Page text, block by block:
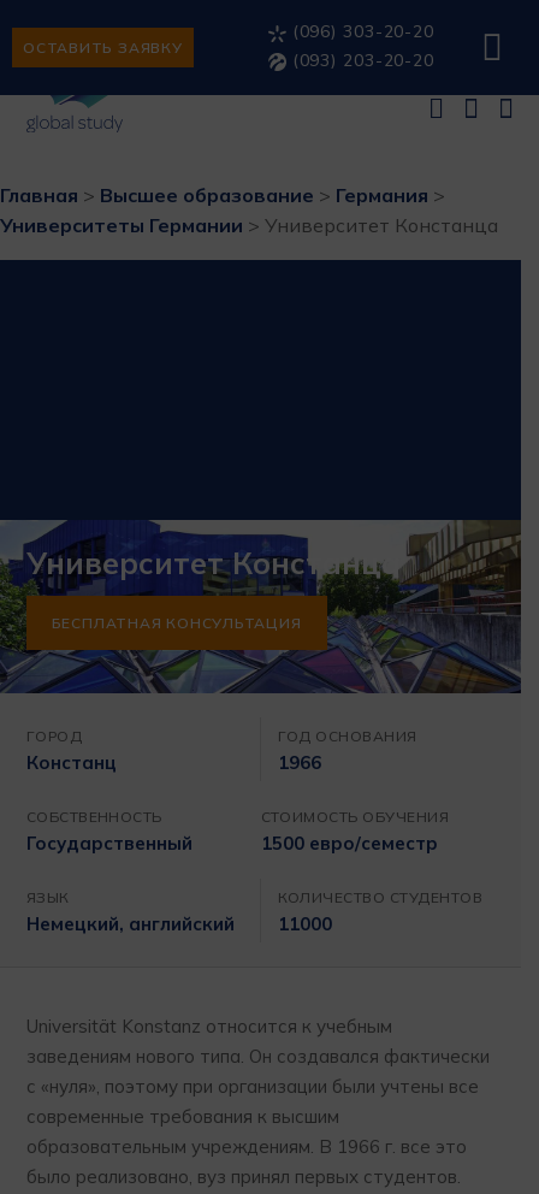
ОСТАВИТЬ ЗАЯВКУ
(096) 303-20-20
(093) 203-20-20
Главная > Высшее образование > Германия >
Университеты Германии > Университет Констанца
Университет Констанца
БЕСПЛАТНАЯ КОНСУЛЬТАЦИЯ
ГОРОД
Констанц
ГОД ОСНОВАНИЯ
1966
СОБСТВЕННОСТЬ
Государственный
СТОИМОСТЬ ОБУЧЕНИЯ
1500 евро/семестр
ЯЗЫК
Немецкий, английский
КОЛИЧЕСТВО СТУДЕНТОВ
11000
Universität Konstanz относится к учебным
заведениям нового типа. Он создавался фактически
с «нуля», поэтому при организации были учтены все
современные требования к высшим
образовательным учреждениям. В 1966 г. все это
было реализовано, вуз принял первых студентов.